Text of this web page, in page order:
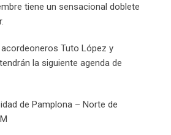
tiene un sensacional doblete
Tuto López y
la siguiente agenda de
de Pamplona – Norte de